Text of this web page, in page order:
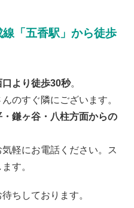
液晶交換をさせて頂きました！あ
充電不良修理をさせて頂きまし
のガラス交換をさせて頂きまし
の液晶交換をさせて頂きました！
基板修理をさせて頂きました！あ
のナノナインガラスコーティン
ざいました！
「五香駅」から徒歩
より徒歩30秒。
のすぐ隣にございます。
鎌ヶ谷・八柱方面からの
軽にお電話ください。ス
す。
ちしております。